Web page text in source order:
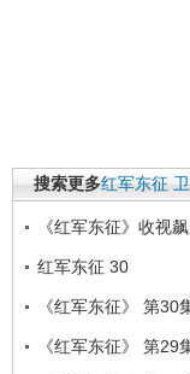
搜索更多红军东征
《红军东征》收视
红军东征 30
《红军东征》 第30
《红军东征》 第29